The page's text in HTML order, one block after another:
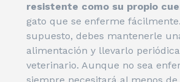
resistente como su propio
gato que se enferme
supuesto, debes mantenerle
alimentación y llevarlo
veterinario. Aunque no sea